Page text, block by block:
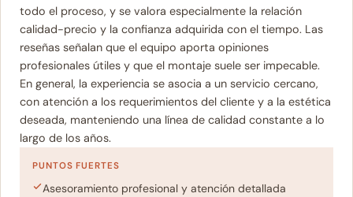
todo el proceso, y se valora especialmente la relación
calidad-precio y la confianza adquirida con el tiempo. Las
reseñas señalan que el equipo aporta opiniones
profesionales útiles y que el montaje suele ser impecable.
En general, la experiencia se asocia a un servicio cercano,
con atención a los requerimientos del cliente y a la estética
deseada, manteniendo una línea de calidad constante a lo
largo de los años.
PUNTOS FUERTES
Asesoramiento profesional y atención detallada